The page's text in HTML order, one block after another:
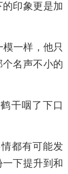
印象更是加
一样，他只
名声不小的
干咽了下口
都有可能发
下提升到和